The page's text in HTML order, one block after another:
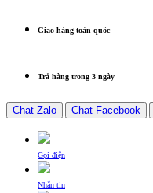
Giao hàng toàn quốc
Trả hàng trong 3 ngày
Chat Zalo Chat Facebook
Gọi điện
Nhắn tin